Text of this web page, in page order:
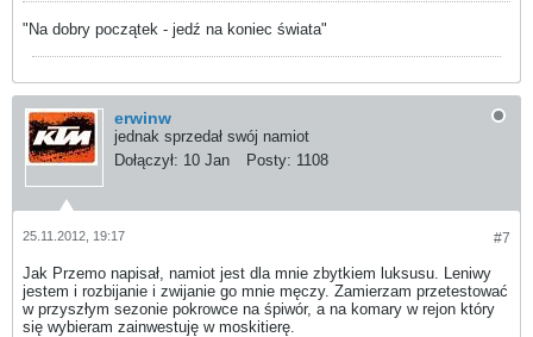
"Na dobry początek - jedź na koniec świata"
erwinw
jednak sprzedał swój namiot
Dołączył: 10 Jan Posty: 1108
#7
25.11.2012, 19:17
Jak Przemo napisał, namiot jest dla mnie zbytkiem luksusu. Leniwy
jestem i rozbijanie i zwijanie go mnie męczy. Zamierzam przetestować
w przyszłym sezonie pokrowce na śpiwór, a na komary w rejon który
się wybieram zainwestuję w moskitierę.